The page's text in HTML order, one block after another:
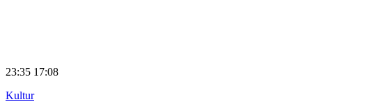
23:35 17:08
Kultur